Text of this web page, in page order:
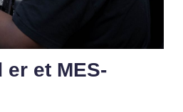
er et MES-